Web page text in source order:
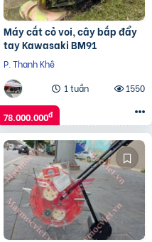
Máy cắt cỏ voi, cây bắp đẩy
tay Kawasaki BM91
P. Thanh Khê
1 tuần
1550
78.000.000đ